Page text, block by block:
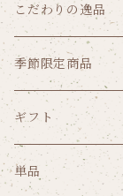
こだわりの逸品
クッキー
パウンドケーキ
リーフパイ
季節限定商品
ゼリー
ショコラ
ギフト
価格から選ぶ
単品